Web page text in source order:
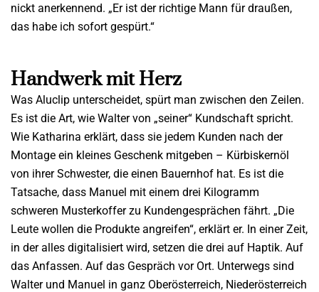
nickt anerkennend. „Er ist der richtige Mann für draußen,
das habe ich sofort gespürt.“
Handwerk mit Herz
Was Aluclip unterscheidet, spürt man zwischen den Zeilen.
Es ist die Art, wie Walter von „seiner“ Kundschaft spricht.
Wie Katharina erklärt, dass sie jedem Kunden nach der
Montage ein kleines Geschenk mitgeben – Kürbiskernöl
von ihrer Schwester, die einen Bauernhof hat. Es ist die
Tatsache, dass Manuel mit einem drei Kilogramm
schweren Musterkoffer zu Kundengesprächen fährt. „Die
Leute wollen die Produkte angreifen“, erklärt er. In einer Zeit,
in der alles digitalisiert wird, setzen die drei auf Haptik. Auf
das Anfassen. Auf das Gespräch vor Ort. Unterwegs sind
Walter und Manuel in ganz Oberösterreich, Niederösterreich